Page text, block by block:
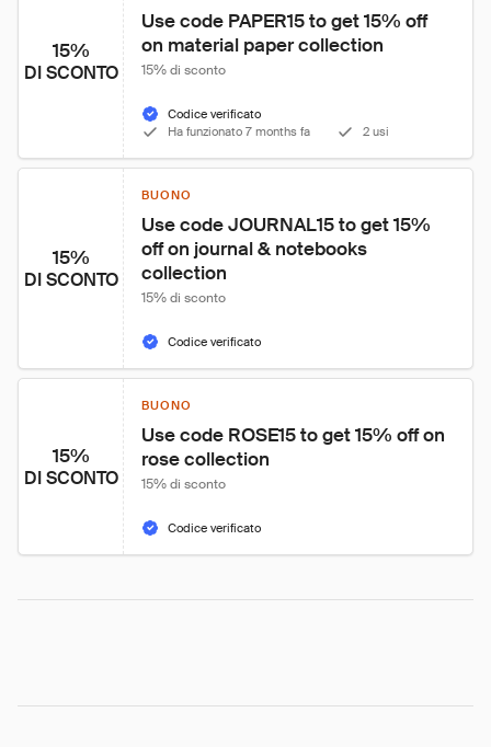
15%
DI SCONTO
Use code PAPER15 to get 15% off
on material paper collection
15% di sconto
Codice verificato
Ha funzionato 7 months fa
2 usi
15%
DI SCONTO
BUONO
Use code JOURNAL15 to get 15%
off on journal & notebooks
collection
15% di sconto
Codice verificato
15%
DI SCONTO
BUONO
Use code ROSE15 to get 15% off on
rose collection
15% di sconto
Codice verificato